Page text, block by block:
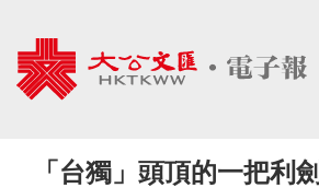
「台獨」頭頂的一把利劍